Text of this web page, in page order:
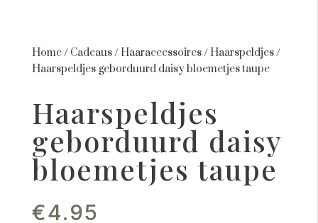
Home/ Cadeaus/ Haaraccessoires/ Haarspeldjes/
Haarspeldjes geborduurd daisy bloemetjes taupe
Haarspeldjes
geborduurd daisy
bloemetjes taupe
€4.95